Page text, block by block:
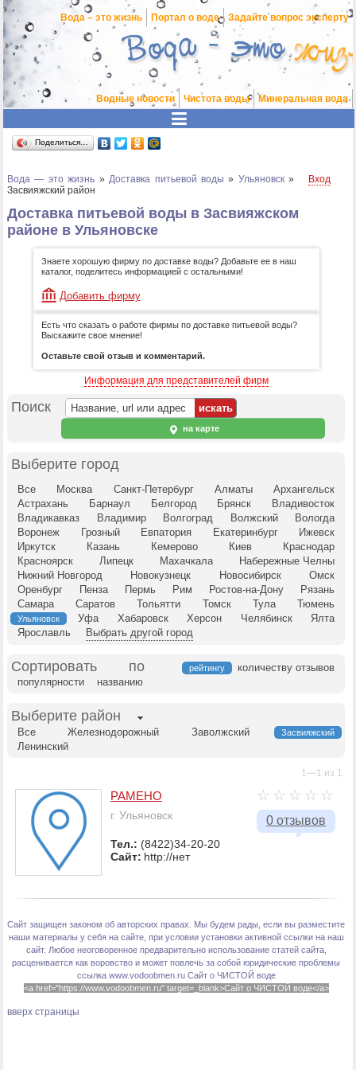
Вода – это жизнь Портал о воде Задайте вопрос эксперту
Водные новости Чистота воды Минеральная вода
Поделиться…
Вода — это жизнь »Доставка питьевой воды » Ульяновск»
Засвияжский район
Вход
Доставка питьевой воды в Засвияжском
районе в Ульяновске
Знаете хорошую фирму по доставке воды? Добавьте ее в наш
каталог, поделитесь информацией с остальными!
Добавить фирму
Есть что сказать о работе фирмы по доставке питьевой воды?
Выскажите свое мнение!
Оставьте свой отзыв и комментарий.
Информация для представителей фирм
Поиск
на карте
Выберите город
Все Москва Санкт-Петербург Алматы
Архангельск
Астрахань
Барнаул Белгород Брянск
Владивосток
Владикавказ
Владимир Волгоград Волжский
Вологда
Воронеж
Грозный Евпатория Екатеринбург
Ижевск
Иркутск
Казань Кемерово Киев
Краснодар
Красноярск
Липецк Махачкала
Набережные Челны
Нижний Новгород
Новокузнецк Новосибирск
Омск
Оренбург
Пенза Пермь Рим Ростов-на-Дону
Рязань
Самара
Саратов Тольятти Томск Тула Тюмень
Ульяновск Уфа Хабаровск Херсон Челябинск
Ялта
Ярославль
Выбрать другой город
Сортировать по рейтингу
количеству отзывов
популярности
названию
Выберите район
Все Железнодорожный Заволжский Засвияжский
Ленинский
1—1 из 1.
0 отзывов
РАМЕНО
г. Ульяновск
Тел.: (8422)34-20-20
Сайт: http://нет
Сайт защищен законом об авторских правах. Мы будем рады, если вы разместите
наши материалы у себя на сайте, при условии установки активной ссылки на наш
сайт. Любое неоговоренное предварительно использование статей сайта,
расценивается как воровство и может повлечь за собой юридические проблемы
ссылка www.vodoobmen.ru Сайт о ЧИСТОЙ воде
<a href="https://www.vodoobmen.ru" target=_blank>Сайт о ЧИСТОЙ воде</a>
вверх страницы